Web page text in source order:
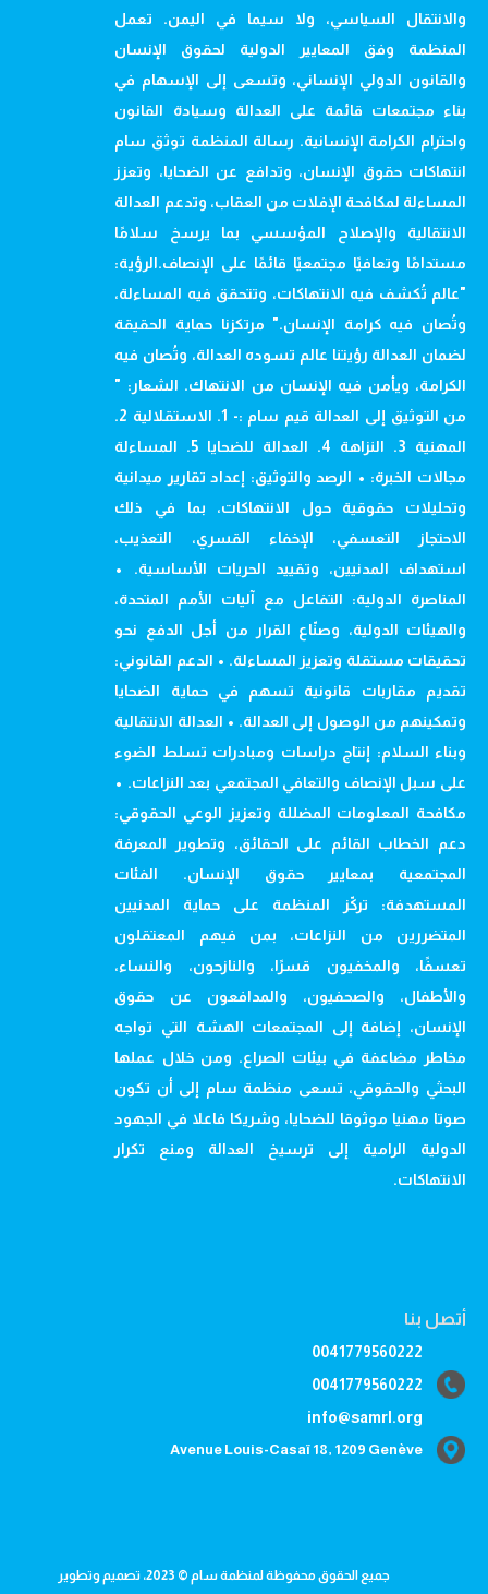
والانتقال السياسي، ولا سيما في اليمن. تعمل
المنظمة وفق المعايير الدولية لحقوق الإنسان
والقانون الدولي الإنساني، وتسعى إلى الإسهام في
بناء مجتمعات قائمة على العدالة وسيادة القانون
واحترام الكرامة الإنسانية. رسالة المنظمة توثق سام
انتهاكات حقوق الإنسان، وتدافع عن الضحايا، وتعزز
المساءلة لمكافحة الإفلات من العقاب، وتدعم العدالة
الانتقالية والإصلاح المؤسسي بما يرسخ سلامًا
مستدامًا وتعافيًا مجتمعيًا قائمًا على الإنصاف.الرؤية:
"عالم تُكشف فيه الانتهاكات، وتتحقق فيه المساءلة،
وتُصان فيه كرامة الإنسان." مرتكزنا حماية الحقيقة
لضمان العدالة رؤيتنا عالم تسوده العدالة، وتُصان فيه
الكرامة، ويأمن فيه الإنسان من الانتهاك. الشعار: "
من التوثيق إلى العدالة قيم سام :- 1. الاستقلالية 2.
المهنية 3. النزاهة 4. العدالة للضحايا 5. المساءلة
مجالات الخبرة: • الرصد والتوثيق: إعداد تقارير ميدانية
وتحليلات حقوقية حول الانتهاكات، بما في ذلك
الاحتجاز التعسفي، الإخفاء القسري، التعذيب،
استهداف المدنيين، وتقييد الحريات الأساسية. •
المناصرة الدولية: التفاعل مع آليات الأمم المتحدة،
والهيئات الدولية، وصنّاع القرار من أجل الدفع نحو
تحقيقات مستقلة وتعزيز المساءلة. • الدعم القانوني:
تقديم مقاربات قانونية تسهم في حماية الضحايا
وتمكينهم من الوصول إلى العدالة. • العدالة الانتقالية
وبناء السلام: إنتاج دراسات ومبادرات تسلط الضوء
على سبل الإنصاف والتعافي المجتمعي بعد النزاعات. •
مكافحة المعلومات المضللة وتعزيز الوعي الحقوقي:
دعم الخطاب القائم على الحقائق، وتطوير المعرفة
المجتمعية بمعايير حقوق الإنسان. الفئات
المستهدفة: تركّز المنظمة على حماية المدنيين
المتضررين من النزاعات، بمن فيهم المعتقلون
تعسفًا، والمخفيون قسرًا، والنازحون، والنساء،
والأطفال، والصحفيون، والمدافعون عن حقوق
الإنسان، إضافة إلى المجتمعات الهشة التي تواجه
مخاطر مضاعفة في بيئات الصراع. ومن خلال عملها
البحثي والحقوقي، تسعى منظمة سام إلى أن تكون
صوتا مهنيا موثوقا للضحايا، وشريكا فاعلا في الجهود
الدولية الرامية إلى ترسيخ العدالة ومنع تكرار
الانتهاكات.
أتصل بنا
0041779560222
0041779560222
info@samrl.org
Avenue Louis-Casaï 18, 1209 Genève
جميع الحقوق محفوظة لمنظمة سام © 2023، تصميم وتطوير